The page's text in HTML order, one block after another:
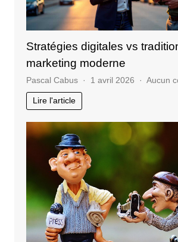
Stratégies digitales vs
marketing moderne
Pascal Cabus 1 avril 2026 Aucun
Lire l'article